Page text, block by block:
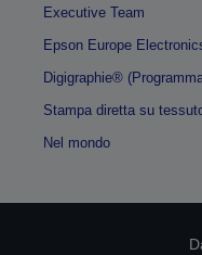
Executive Team
Epson Europe
Digigraphie®
Stampa diretta su
Nel mondo